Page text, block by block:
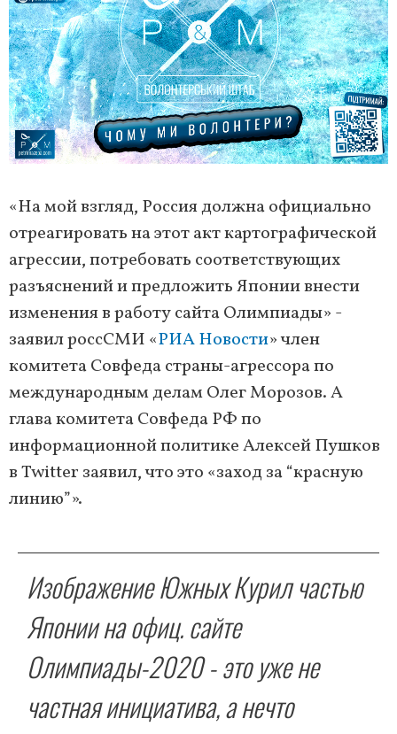
«На мой взгляд, Россия должна официально
отреагировать на этот акт картографической
агрессии, потребовать соответствующих
разъяснений и предложить Японии внести
изменения в работу сайта Олимпиады» -
заявил россСМИ «РИА Новости» член
комитета Совфеда страны-агрессора по
международным делам Олег Морозов. А
глава комитета Совфеда РФ по
информационной политике Алексей Пушков
в Twitter заявил, что это «заход за “красную
линию”».
Изображение Южных Курил частью
Японии на офиц. сайте
Олимпиады-2020 - это уже не
частная инициатива, а нечто